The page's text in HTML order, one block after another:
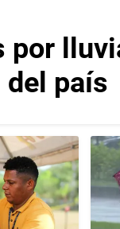
por
país